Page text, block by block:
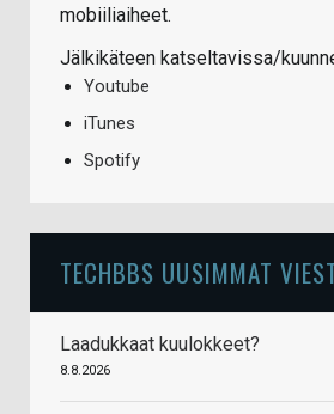
mobiiliaiheet.
Jälkikäteen katseltavissa/
Youtube
iTunes
Spotify
TECHBBS UUSIMMAT
Laadukkaat kuulokkeet?
8.8.2026